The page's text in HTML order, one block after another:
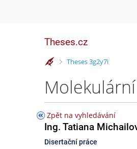
Theses.cz
>
Theses 3g2y7i
Zpět na vyhledávání
Ing. Tatiana
Disertační práce